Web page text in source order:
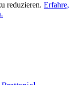
reduzieren. Erfahre,